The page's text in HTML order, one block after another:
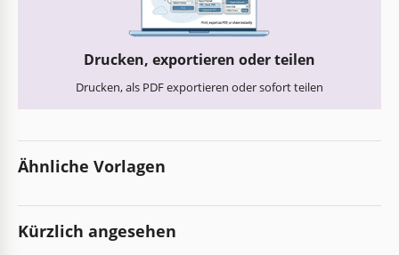
Drucken, exportieren oder teilen
Drucken, als PDF exportieren oder sofort teilen
Ähnliche Vorlagen
Kürzlich angesehen